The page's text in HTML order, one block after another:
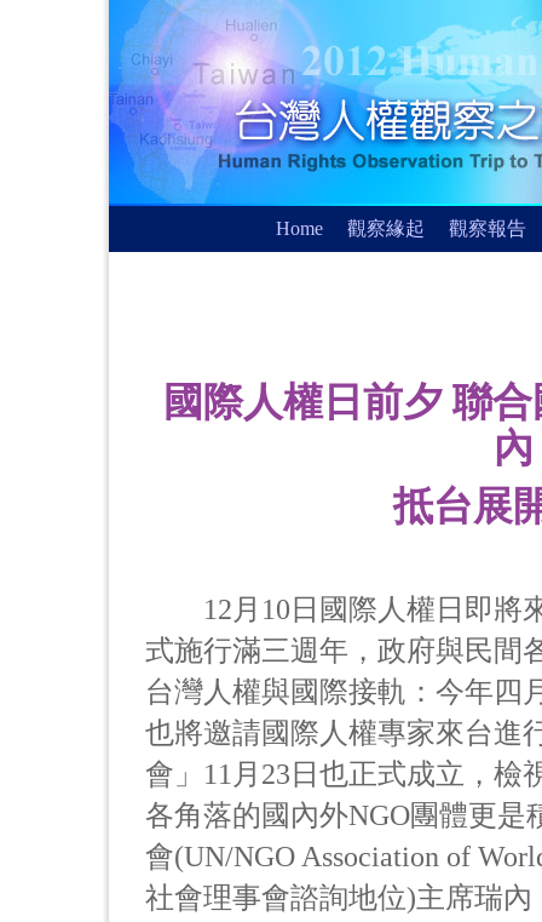
Home 觀察緣起 觀察報告
國際人權日前夕 聯
抵台展
12月10日國際人權日即將
式施行滿三週年，政府與民間
台灣人權與國際接軌：今年四
也將邀請國際人權專家來台進
會」11月23日也正式成立，檢
各角落的國內外NGO團體更是
會(UN/NGO Association of
社會理事會諮詢地位)主席瑞內